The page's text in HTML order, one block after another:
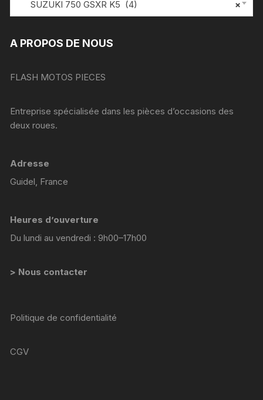
×
SUZUKI 750 GSXR K5 (4)
A PROPOS DE NOUS
FLASH MOTOS PIECES
Entreprise spécialisée dans les pièces d’occasions des
deux roues.
Adresse
Guidel, France
Heures d’ouverture
Du lundi au vendredi : 9h00–17h00
> Nous contacter
Politique de confidentialité
CGV